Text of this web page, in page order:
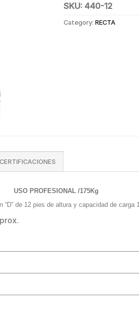
SKU: 440-12
Category:RECTA
CERTIFICACIONES
USO PROFESIONAL /175Kg
de 12 pies de altura y capacidad de carga